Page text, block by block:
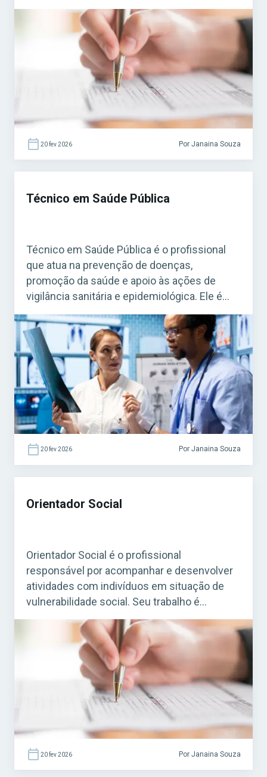
fiscalização de estabelecimentos, obras,
serviços e atividades que precisam seguir
regras específicas. Acesse agora o Curso
Grátis INSS 2026! O cargo é bastante comum
em concursos municipais e estaduais. Para
quem busca […]
20 fev 2026 Por Janaina Souza
Técnico em Saúde Pública
Técnico em Saúde Pública é o profissional
que atua na prevenção de doenças,
promoção da saúde e apoio às ações de
vigilância sanitária e epidemiológica. Ele é
fundamental para o funcionamento do
Sistema Único de Saúde (SUS). Acesse agora
o Curso Grátis INSS 2026! O cargo é bastante
procurado em concursos federais, estaduais
e municipais, […]
20 fev 2026 Por Janaina Souza
Orientador Social
Orientador Social é o profissional
responsável por acompanhar e desenvolver
atividades com indivíduos em situação de
vulnerabilidade social. Seu trabalho é
essencial em programas de assistência
social mantidos por prefeituras e governos,
especialmente em Centros de Referência de
Assistência Social (CRAS) e em projetos
ligados ao SUAS (Sistema Único de
Assistência Social). Acesse agora o […]
20 fev 2026 Por Janaina Souza